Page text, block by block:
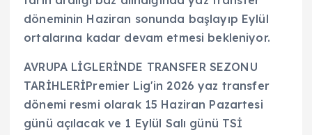
döneminin Haziran sonunda başlayıp Eylül
ortalarına kadar devam etmesi bekleniyor.
AVRUPA LİGLERİNDE TRANSFER SEZONU
TARİHLERİPremier Lig'in 2026 yaz transfer
dönemi resmi olarak 15 Haziran Pazartesi
günü açılacak ve 1 Eylül Salı günü TSİ